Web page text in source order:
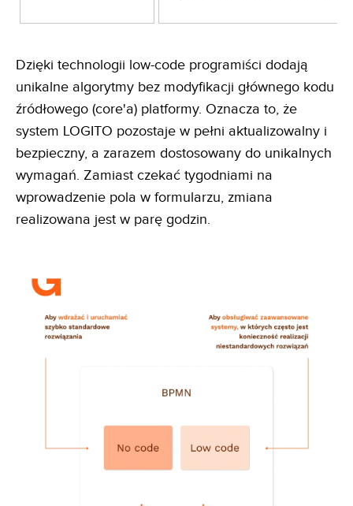
Dzięki technologii low-code programiści dodają
unikalne algorytmy bez modyfikacji głównego kodu
źródłowego (core'a) platformy. Oznacza to, że
system LOGITO pozostaje w pełni aktualizowalny i
bezpieczny, a zarazem dostosowany do unikalnych
wymagań. Zamiast czekać tygodniami na
wprowadzenie pola w formularzu, zmiana
realizowana jest w parę godzin.